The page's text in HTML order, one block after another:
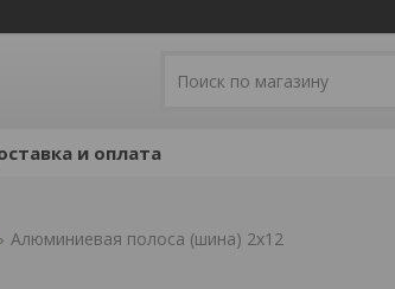
и оплата
Алюминиевая полоса (шина) 2x12